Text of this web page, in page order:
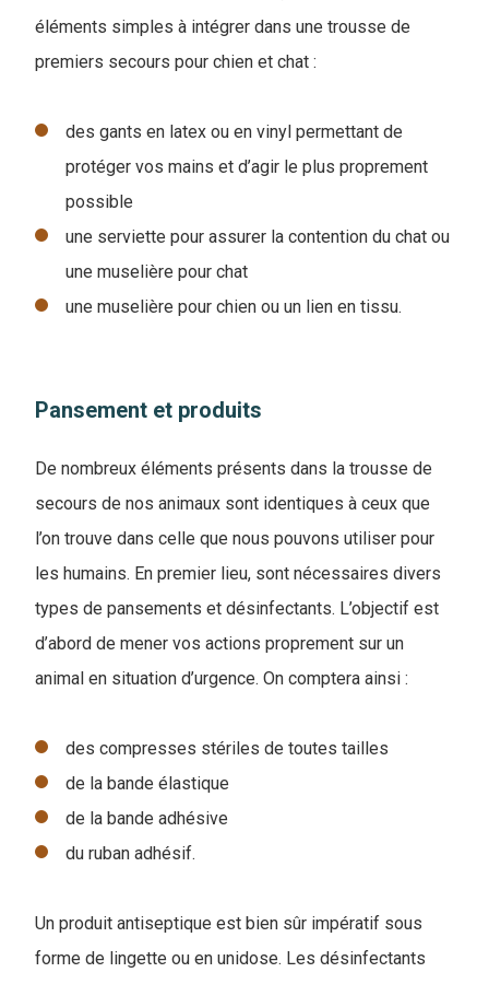
éléments simples à intégrer dans une trousse de
premiers secours pour chien et chat :
des gants en latex ou en vinyl permettant de
protéger vos mains et d’agir le plus proprement
possible
une serviette pour assurer la contention du chat ou
une muselière pour chat
une muselière pour chien ou un lien en tissu.
Pansement et produits
De nombreux éléments présents dans la trousse de
secours de nos animaux sont identiques à ceux que
l’on trouve dans celle que nous pouvons utiliser pour
les humains. En premier lieu, sont nécessaires divers
types de pansements et désinfectants. L’objectif est
d’abord de mener vos actions proprement sur un
animal en situation d’urgence. On comptera ainsi :
des compresses stériles de toutes tailles
de la bande élastique
de la bande adhésive
du ruban adhésif.
Un produit antiseptique est bien sûr impératif sous
forme de lingette ou en unidose. Les désinfectants